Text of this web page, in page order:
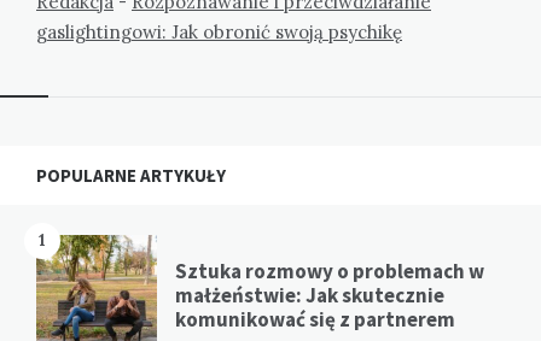
gaslightingowi: Jak obronić swoją psychikę
Widgets
POPULARNE ARTYKUŁY
1
Sztuka rozmowy o problemach w
małżeństwie: Jak skutecznie
komunikować się z partnerem